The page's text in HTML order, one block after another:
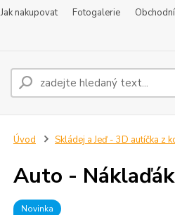
Jak nakupovat Fotogalerie
Úvod Skládej a Jeď - 3D autíčka z
Auto -
Novinka